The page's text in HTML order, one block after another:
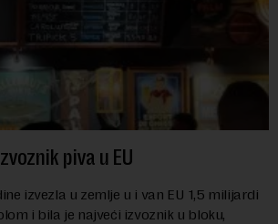
piva u EU
izvezla u zemlje u i van EU 1,5 milijardi
i bila je najveći izvoznik u bloku,